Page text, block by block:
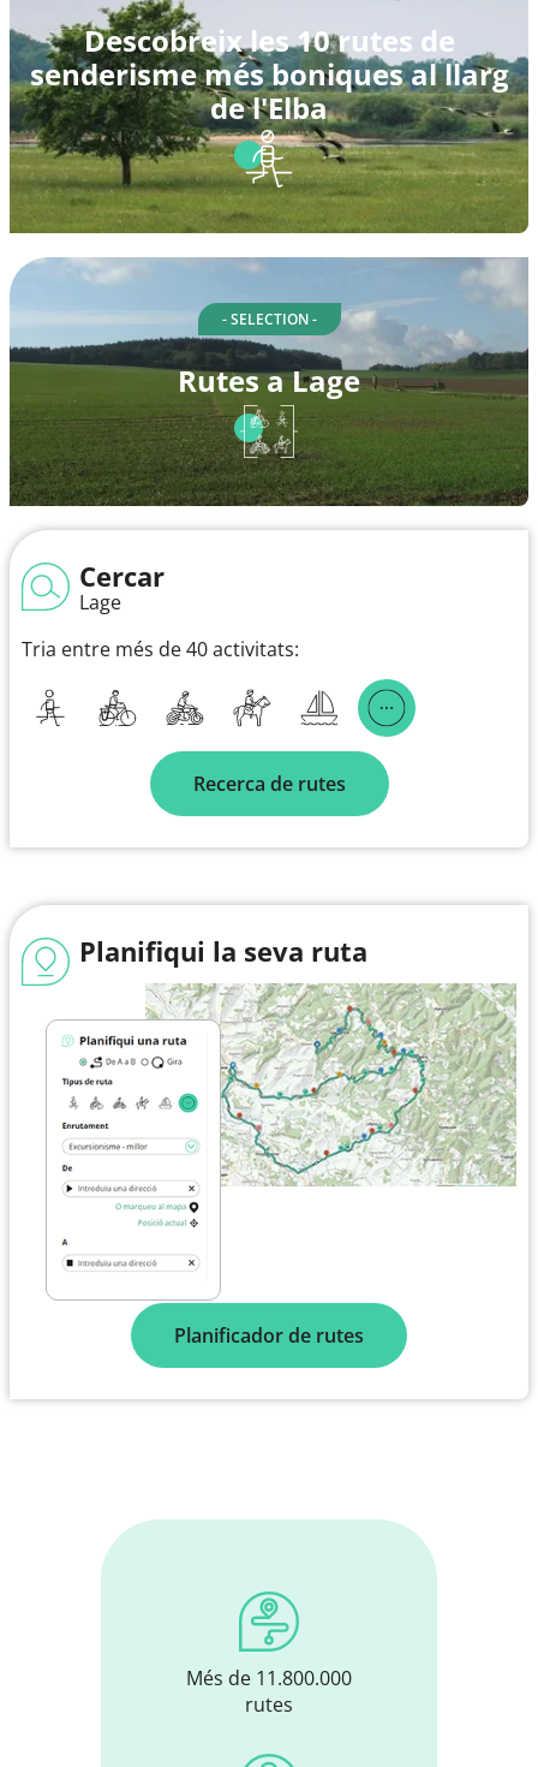
Descobreix les 10 rutes de
senderisme més boniques al llarg
de l'Elba
- SELECTION -
Rutes a Lage
Cercar
Lage
Tria entre més de 40 activitats:
Recerca de rutes
Planifiqui la seva ruta
Planificador de rutes
Més de 11.800.000
rutes